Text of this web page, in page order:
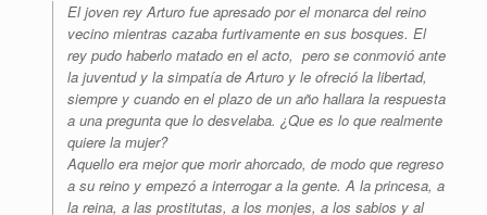
El joven rey Arturo fue apresado por el monarca del reino
vecino mientras cazaba furtivamente en sus bosques. El
rey pudo haberlo matado en el acto, pero se conmovió ante
la juventud y la simpatía de Arturo y le ofreció la libertad,
siempre y cuando en el plazo de un año hallara la respuesta
a una pregunta que lo desvelaba. ¿Que es lo que realmente
quiere la mujer?
Aquello era mejor que morir ahorcado, de modo que regreso
a su reino y empezó a interrogar a la gente. A la princesa, a
la reina, a las prostitutas, a los monjes, a los sabios y al